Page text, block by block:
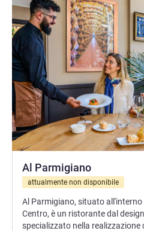
Al Parmigiano
attualmente non disponibile
Al Parmigiano, situato
Centro, è un ristorante dal
specializzato nella realizzazione